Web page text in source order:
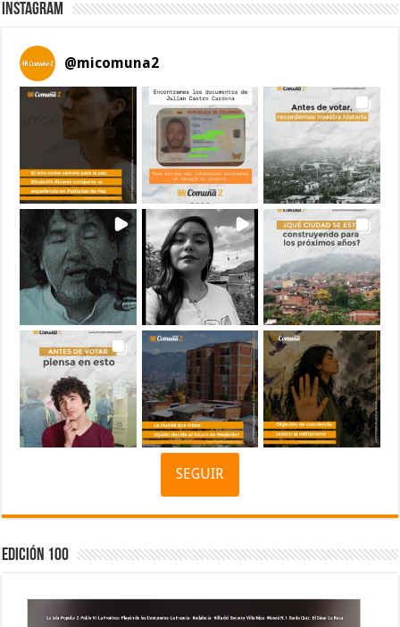
Instagram
@micomuna2
SEGUIR
Edición 100